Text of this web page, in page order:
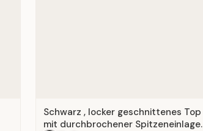
Schwarz , locker geschnittenes Top
mit durchbrochener Spitzeneinlage.